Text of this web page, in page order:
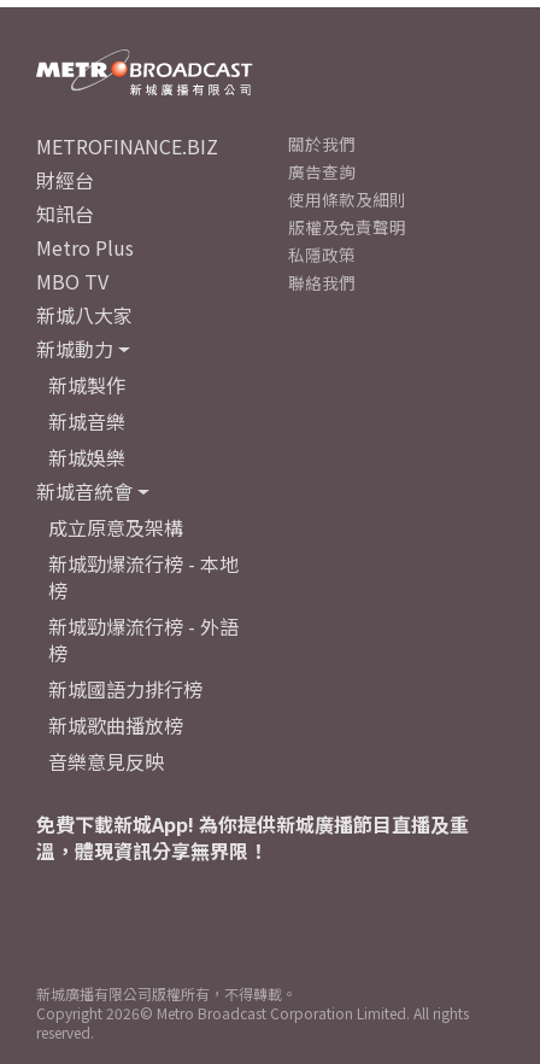
METROFINANCE.BIZ
財經台
知訊台
Metro Plus
MBO TV
新城八大家
新城動力
新城製作
新城音樂
新城娛樂
新城音統會
成立原意及架構
新城勁爆流行榜 - 本地
榜
新城勁爆流行榜 - 外語
榜
新城國語力排行榜
新城歌曲播放榜
音樂意見反映
關於我們
廣告查詢
使用條款及細則
版權及免責聲明
私隱政策
聯絡我們
免費下載新城App! 為你提供新城廣播節目直播及重
溫，體現資訊分享無界限！
新城廣播有限公司版權所有，不得轉載。
Copyright 2026© Metro Broadcast Corporation Limited. All rights
reserved.